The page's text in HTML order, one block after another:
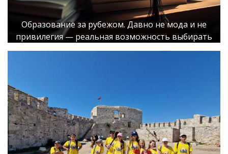
Образование за рубежом. Давно не мода и не
привилегия — реальная возможность выбирать